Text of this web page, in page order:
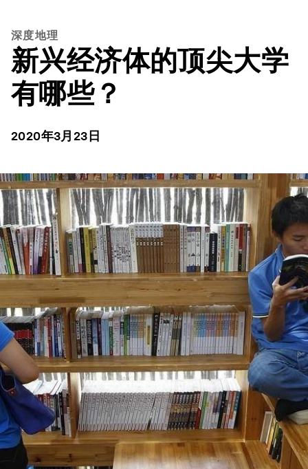
深度地理
新兴经济体的顶尖大学
有哪些？
2020年3月23日